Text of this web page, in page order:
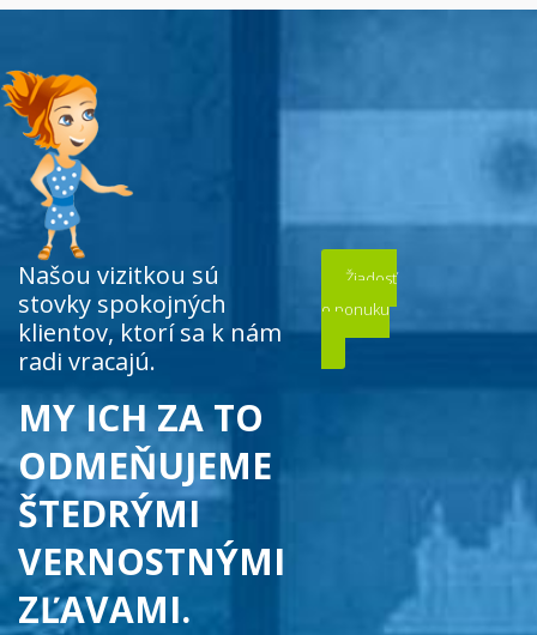
Našou vizitkou sú
stovky spokojných
klientov, ktorí sa k nám
radi vracajú.
MY ICH ZA TO
ODMEŇUJEME
ŠTEDRÝMI
VERNOSTNÝMI
ZĽAVAMI.
Žiadosť
o ponuku